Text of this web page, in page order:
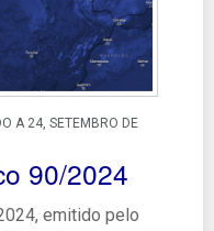
A 24, SETEMBRO DE
90/2024
emitido pelo